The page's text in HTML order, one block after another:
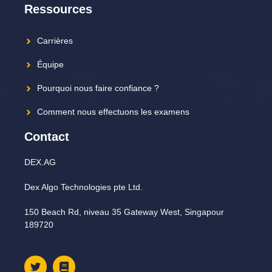
Ressources
Carrières
Équipe
Pourquoi nous faire confiance ?
Comment nous effectuons les examens
Contact
DEX.AG
Dex Algo Technologies pte Ltd.
150 Beach Rd, niveau 35 Gateway West, Singapour
189720